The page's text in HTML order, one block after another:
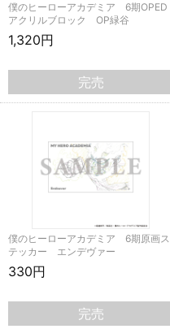
僕のヒーローアカデミア 6期OPED
アクリルブロック OP緑谷
1,320円
完売
僕のヒーローアカデミア 6期原画ス
テッカー エンデヴァー
330円
完売